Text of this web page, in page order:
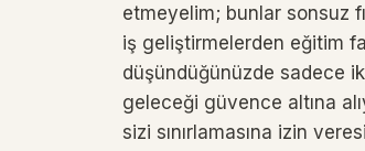
etmeyelim; bunlar sonsuz
iş geliştirmelerden eğitim
düşündüğünüzde sadece
geleceği güvence altına
sizi sınırlamasına izin